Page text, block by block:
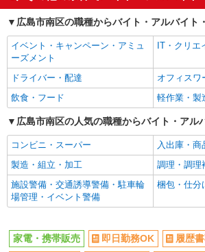
日払い
車通勤OK
交通費支給
社会保険あ
社員登用あり
広島市南区の職種からバイト・アルバイト
イベント・キャンペーン・アミュ
ーズメント
IT・クリエ
ドライバー・配達
オフィスワ
飲食・フード
軽作業・製
広島市南区の人気の職種からバイト・アル
コンビニ・スーパー
入出庫・商
製造・組立・加工
調理・調理
施設警備・交通誘導警備・駐車輪
場管理・イベント警備
梱包・仕分
家電・携帯販売 即日勤務OK
履歴